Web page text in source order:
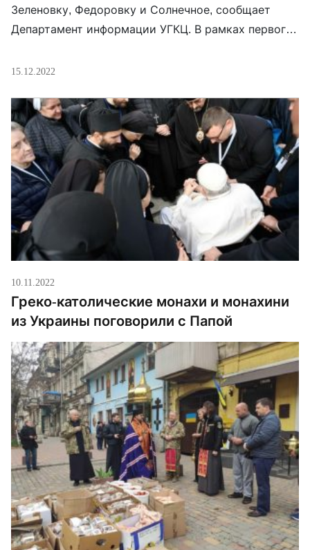
Зеленовку, Федоровку и Солнечное, сообщает
Департамент информации УГКЦ. В рамках первого
после освобождения украинских территорий от
прихожанами за Украину и передал продуктовые
наборы от Патриаршего фонда «Мудрое дело»,
спальники-одеяла от Восточноевропейской
гуманитарной миссии, генераторы теплую одежду
от волонтеров из […]
15.12.2022
10.11.2022
Греко-католические монахи и монахини
из Украины поговорили с Папой